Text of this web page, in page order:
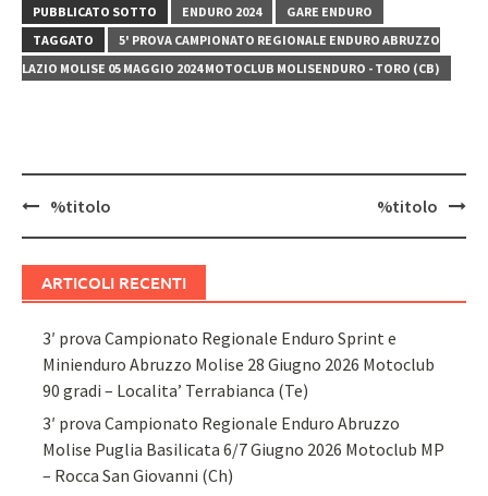
PUBBLICATO SOTTO ENDURO 2024
GARE ENDURO
TAGGATO
5' PROVA CAMPIONATO REGIONALE ENDURO ABRUZZO
LAZIO MOLISE 05 MAGGIO 2024 MOTOCLUB MOLISENDURO - TORO (CB)
Navigazione
%titolo %titolo
ARTICOLI RECENTI
3′ prova Campionato Regionale Enduro Sprint e
Minienduro Abruzzo Molise 28 Giugno 2026 Motoclub
90 gradi – Localita’ Terrabianca (Te)
3′ prova Campionato Regionale Enduro Abruzzo
Molise Puglia Basilicata 6/7 Giugno 2026 Motoclub MP
– Rocca San Giovanni (Ch)